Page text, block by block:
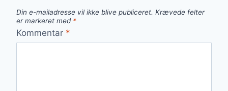
Din e-mailadresse vil ikke blive publiceret. Krævede felter
er markeret med *
Kommentar *